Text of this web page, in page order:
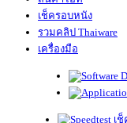
เช็ครอบหนัง
รวมคลิป Thaiware
เครื่องมือ
เช็